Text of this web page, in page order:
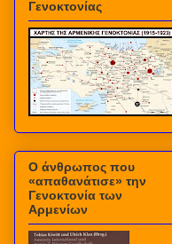
Γενοκτονίας
Ο άνθρωπος που
«απαθανάτισε» την
Γενοκτονία των
Αρμενίων